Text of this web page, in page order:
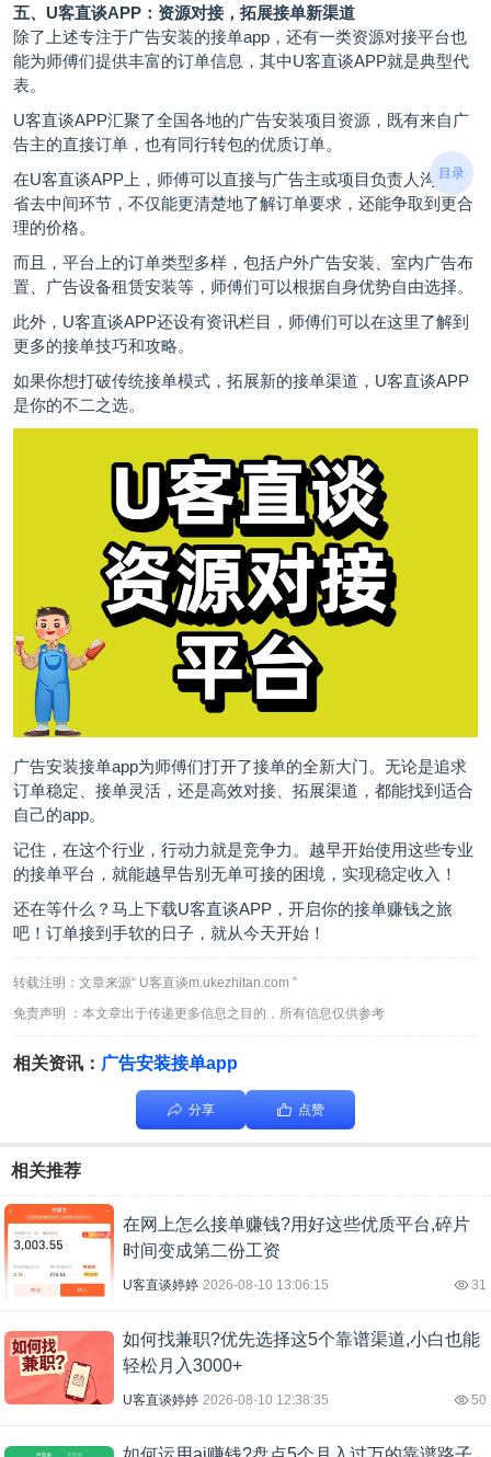
五、 U客直谈APP：资源对接，拓展接单新渠道
除了上述专注于广告安装的接单app，还有一类资源对接平台也
能为师傅们提供丰富的订单信息，其中U客直谈APP就是典型代
表。
U客直谈APP汇聚了全国各地的广告安装项目资源，既有来自广
告主的直接订单，也有同行转包的优质订单。
在U客直谈APP上，师傅可以直接与广告主或项目负责人沟通，
省去中间环节，不仅能更清楚地了解订单要求，还能争取到更合
理的价格。
而且，平台上的订单类型多样，包括户外广告安装、室内广告布
置、广告设备租赁安装等，师傅们可以根据自身优势自由选择。
此外，U客直谈APP还设有资讯栏目，师傅们可以在这里了解到
更多的接单技巧和攻略。
如果你想打破传统接单模式，拓展新的接单渠道，U客直谈APP
是你的不二之选。
广告安装接单app为师傅们打开了接单的全新大门。无论是追求
订单稳定、接单灵活，还是高效对接、拓展渠道，都能找到适合
自己的app。
记住，在这个行业，行动力就是竞争力。越早开始使用这些专业
的接单平台，就能越早告别无单可接的困境，实现稳定收入！
还在等什么？马上下载U客直谈APP，开启你的接单赚钱之旅
吧！订单接到手软的日子，就从今天开始！
转载注明：文章来源“ U客直谈m.ukezhitan.com ”
免责声明 ：本文章出于传递更多信息之目的，所有信息仅供参考
相关资讯： 广告安装接单app
分享 点赞
相关推荐
在网上怎么接单赚钱?用好这些优质平台,碎片
时间变成第二份工资
U客直谈婷婷 2026-08-10 13:06:15 31
如何找兼职?优先选择这5个靠谱渠道,小白也能
轻松月入3000+
U客直谈婷婷 2026-08-10 12:38:35 50
目录